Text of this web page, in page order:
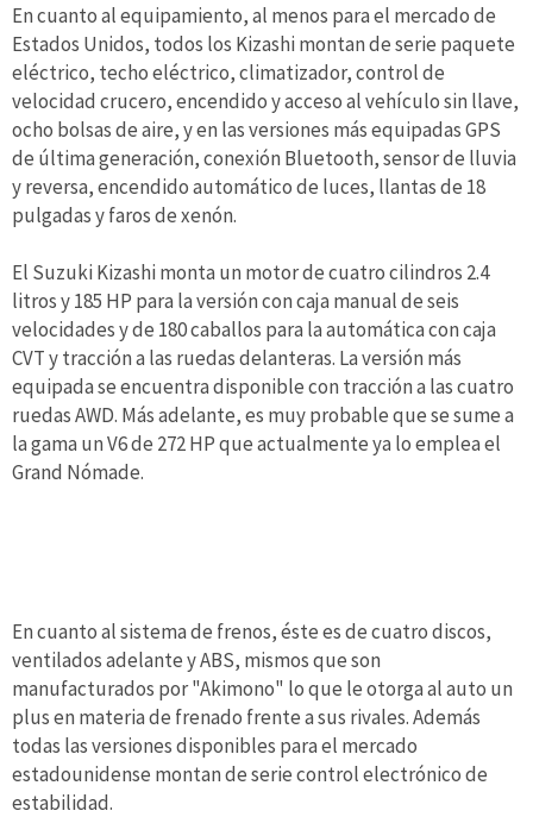
En cuanto al equipamiento, al menos para el mercado de
Estados Unidos, todos los Kizashi montan de serie paquete
eléctrico, techo eléctrico, climatizador, control de
velocidad crucero, encendido y acceso al vehículo sin llave,
ocho bolsas de aire, y en las versiones más equipadas GPS
de última generación, conexión Bluetooth, sensor de lluvia
y reversa, encendido automático de luces, llantas de 18
pulgadas y faros de xenón.
El Suzuki Kizashi monta un motor de cuatro cilindros 2.4
litros y 185 HP para la versión con caja manual de seis
velocidades y de 180 caballos para la automática con caja
CVT y tracción a las ruedas delanteras. La versión más
equipada se encuentra disponible con tracción a las cuatro
ruedas AWD. Más adelante, es muy probable que se sume a
la gama un V6 de 272 HP que actualmente ya lo emplea el
Grand Nómade.
En cuanto al sistema de frenos, éste es de cuatro discos,
ventilados adelante y ABS, mismos que son
manufacturados por "Akimono" lo que le otorga al auto un
plus en materia de frenado frente a sus rivales. Además
todas las versiones disponibles para el mercado
estadounidense montan de serie control electrónico de
estabilidad.